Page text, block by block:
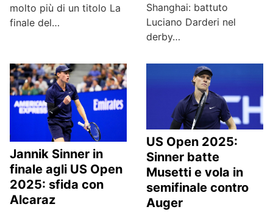
molto più di un titolo La
finale del…
Shanghai: battuto
Luciano Darderi nel
derby…
Jannik Sinner in
finale agli US Open
2025: sfida con
Alcaraz
US Open 2025:
Sinner batte
Musetti e vola in
semifinale contro
Auger